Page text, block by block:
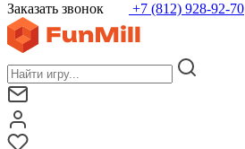
Заказать звонок
+7 (812) 928-92-70